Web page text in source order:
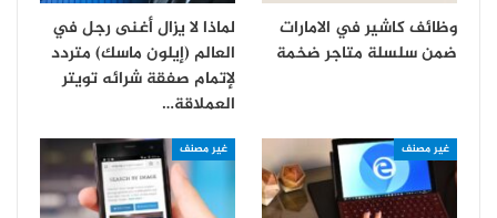
وظائف كاشير في الامارات
ضمن سلسلة متاجر ضخمة
لماذا لا يزال أغنى رجل في
العالم (إيلون ماسك) متردد
لإتمام صفقة شرائه تويتر
العملاقة…
غير مصنف غير مصنف